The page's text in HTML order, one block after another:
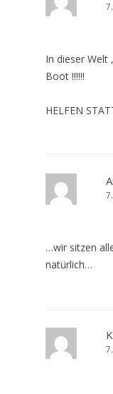
In dieser Welt
Boot !!!!!!
HELFEN
…wir sitzen
natürlich…